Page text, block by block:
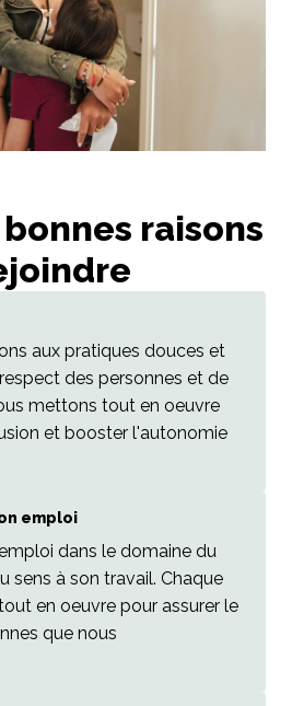
raisons
aux pratiques douces et
des personnes et de
mettons tout en oeuvre
et booster l'autonomie
emploi
dans le domaine du
sens à son travail. Chaque
en oeuvre pour assurer le
que nous